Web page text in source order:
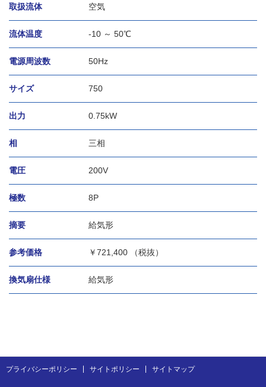
取扱流体 空気
流体温度 -10 ～ 50℃
電源周波数 50Hz
サイズ 750
出力 0.75kW
相 三相
電圧 200V
極数 8P
摘要 給気形
参考価格 ￥721,400 （税抜）
換気扇仕様 給気形
プライバシーポリシー サイトポリシー サイトマップ